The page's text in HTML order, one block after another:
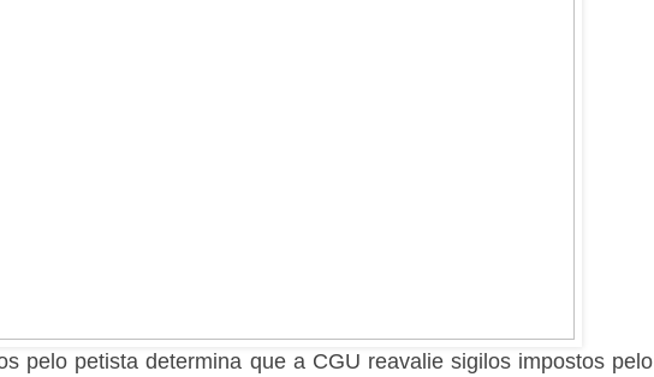
pelo petista determina que a CGU reavalie sigilos impostos pelo